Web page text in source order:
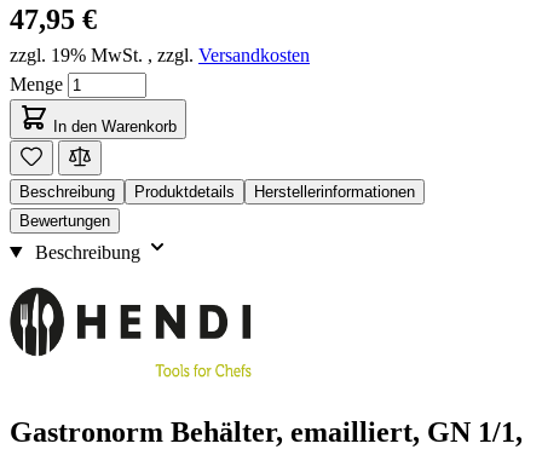
47,95 €
zzgl. 19% MwSt. , zzgl. Versandkosten
Menge
In den Warenkorb
Beschreibung Produktdetails
Herstellerinformationen
Bewertungen
Beschreibung
Gastronorm Behälter, emailliert, GN 1/1,